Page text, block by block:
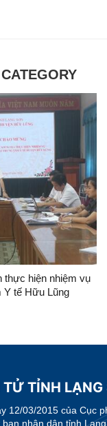
thực hiện nhiệm vụ
Y tế Hữu Lũng
TỈNH LẠNG
12/03/2015 của Cục
nhân dân tỉnh